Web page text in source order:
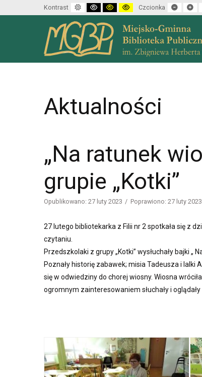
Kontrast Default mode
High contrast black white mode
High contrast black yellow
High contrast yellow
Czcionka Set
Aktualności
„Na ratunek
grupie „Kotki”
Opublikowano: 27 luty 2023 Poprawiono: 27 luty 2023
27 lutego bibliotekarka z Filii nr 2 spotkała się z
czytaniu.
Przedszkolaki z grupy „Kotki” wysłuchały bajki „
Poznały historię zabawek; misia Tadeusza i lalki
się w odwiedziny do chorej wiosny. Wiosna
ogromnym zainteresowaniem słuchały i